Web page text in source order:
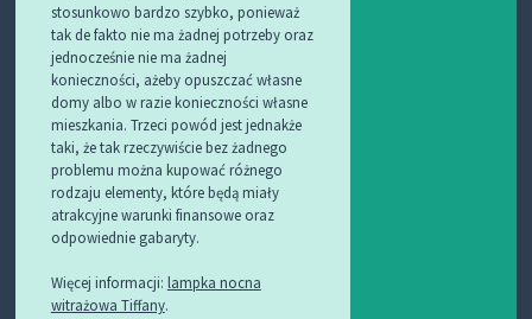
stosunkowo bardzo szybko, ponieważ
tak de fakto nie ma żadnej potrzeby oraz
jednocześnie nie ma żadnej
konieczności, ażeby opuszczać własne
domy albo w razie konieczności własne
mieszkania. Trzeci powód jest jednakże
taki, że tak rzeczywiście bez żadnego
problemu można kupować różnego
rodzaju elementy, które będą miały
atrakcyjne warunki finansowe oraz
odpowiednie gabaryty.
Więcej informacji: lampka nocna
witrażowa Tiffany.